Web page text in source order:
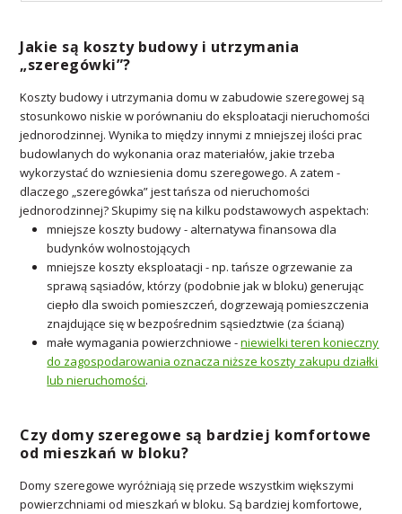
Jakie są koszty budowy i utrzymania
„szeregówki”?
Koszty budowy i utrzymania domu w zabudowie szeregowej są
stosunkowo niskie w porównaniu do eksploatacji nieruchomości
jednorodzinnej. Wynika to między innymi z mniejszej ilości prac
budowlanych do wykonania oraz materiałów, jakie trzeba
wykorzystać do wzniesienia domu szeregowego. A zatem -
dlaczego „szeregówka” jest tańsza od nieruchomości
jednorodzinnej? Skupimy się na kilku podstawowych aspektach:
mniejsze koszty budowy - alternatywa finansowa dla
budynków wolnostojących
mniejsze koszty eksploatacji - np. tańsze ogrzewanie za
sprawą sąsiadów, którzy (podobnie jak w bloku) generując
ciepło dla swoich pomieszczeń, dogrzewają pomieszczenia
znajdujące się w bezpośrednim sąsiedztwie (za ścianą)
małe wymagania powierzchniowe -niewielki teren konieczny
do zagospodarowania oznacza niższe koszty zakupu działki
lub nieruchomości.
Czy domy szeregowe są bardziej komfortowe
od mieszkań w bloku?
Domy szeregowe wyróżniają się przede wszystkim większymi
powierzchniami od mieszkań w bloku. Są bardziej komfortowe,